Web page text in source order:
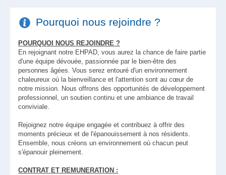
Pourquoi nous rejoindre ?
POURQUOI NOUS REJOINDRE ?
En rejoignant notre EHPAD, vous aurez la chance de faire partie
d'une équipe dévouée, passionnée par le bien-être des
personnes âgées. Vous serez entouré d'un environnement
chaleureux où la bienveillance et l'attention sont au cœur de
notre mission. Nous offrons des opportunités de développement
professionnel, un soutien continu et une ambiance de travail
conviviale.
Rejoignez notre équipe engagée et contribuez à offrir des
moments précieux et de l'épanouissement à nos résidents.
Ensemble, nous créons un environnement où chacun peut
s'épanouir pleinement.
CONTRAT ET REMUNERATION :